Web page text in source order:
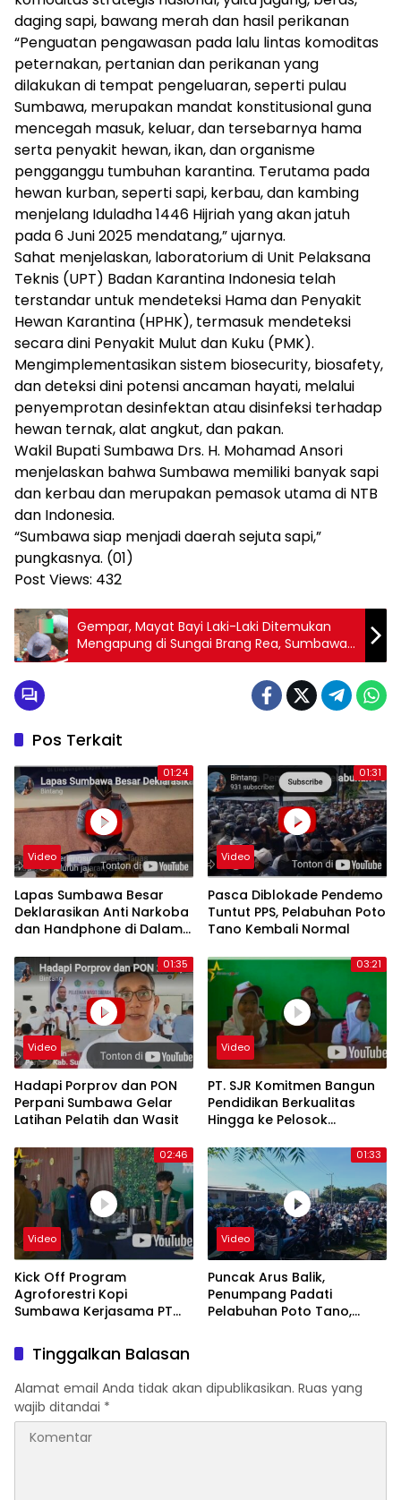
daging sapi, bawang merah dan hasil perikanan
“Penguatan pengawasan pada lalu lintas komoditas
peternakan, pertanian dan perikanan yang
dilakukan di tempat pengeluaran, seperti pulau
Sumbawa, merupakan mandat konstitusional guna
mencegah masuk, keluar, dan tersebarnya hama
serta penyakit hewan, ikan, dan organisme
pengganggu tumbuhan karantina. Terutama pada
hewan kurban, seperti sapi, kerbau, dan kambing
menjelang Iduladha 1446 Hijriah yang akan jatuh
pada 6 Juni 2025 mendatang,” ujarnya.
Sahat menjelaskan, laboratorium di Unit Pelaksana
Teknis (UPT) Badan Karantina Indonesia telah
terstandar untuk mendeteksi Hama dan Penyakit
Hewan Karantina (HPHK), termasuk mendeteksi
secara dini Penyakit Mulut dan Kuku (PMK).
Mengimplementasikan sistem biosecurity, biosafety,
dan deteksi dini potensi ancaman hayati, melalui
penyemprotan desinfektan atau disinfeksi terhadap
hewan ternak, alat angkut, dan pakan.
Wakil Bupati Sumbawa Drs. H. Mohamad Ansori
menjelaskan bahwa Sumbawa memiliki banyak sapi
dan kerbau dan merupakan pemasok utama di NTB
dan Indonesia.
“Sumbawa siap menjadi daerah sejuta sapi,”
pungkasnya. (01)
Post Views: 432
Gempar, Mayat Bayi Laki-Laki Ditemukan
Mengapung di Sungai Brang Rea, Sumbawa
Barat
Pos Terkait
01:24
Video
Lapas Sumbawa Besar
Deklarasikan Anti Narkoba
dan Handphone di Dalam
01:31
Video
Pasca Diblokade Pendemo
Tuntut PPS, Pelabuhan Poto
Tano Kembali Normal
01:35
Video
Hadapi Porprov dan PON
Perpani Sumbawa Gelar
Latihan Pelatih dan Wasit
03:21
Video
PT. SJR Komitmen Bangun
Pendidikan Berkualitas
Hingga ke Pelosok
02:46
Video
Kick Off Program
Agroforestri Kopi
Sumbawa Kerjasama PT
01:33
Video
Puncak Arus Balik,
Penumpang Padati
Pelabuhan Poto Tano,
Tinggalkan Balasan
Alamat email Anda tidak akan dipublikasikan. Ruas yang
wajib ditandai *